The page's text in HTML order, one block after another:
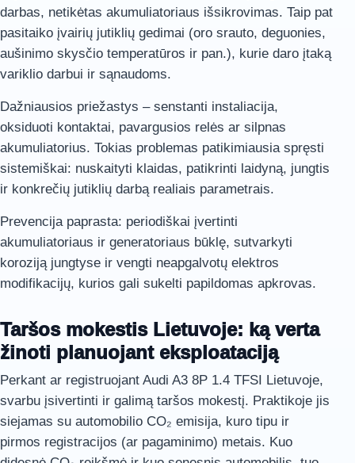
darbas, netikėtas akumuliatoriaus išsikrovimas. Taip pat
pasitaiko įvairių jutiklių gedimai (oro srauto, deguonies,
aušinimo skysčio temperatūros ir pan.), kurie daro įtaką
variklio darbui ir sąnaudoms.
Dažniausios priežastys – senstanti instaliacija,
oksiduoti kontaktai, pavargusios relės ar silpnas
akumuliatorius. Tokias problemas patikimiausia spręsti
sistemiškai: nuskaityti klaidas, patikrinti laidyną, jungtis
ir konkrečių jutiklių darbą realiais parametrais.
Prevencija paprasta: periodiškai įvertinti
akumuliatoriaus ir generatoriaus būklę, sutvarkyti
koroziją jungtyse ir vengti neapgalvotų elektros
modifikacijų, kurios gali sukelti papildomas apkrovas.
Taršos mokestis Lietuvoje: ką verta
žinoti planuojant eksploataciją
Perkant ar registruojant Audi A3 8P 1.4 TFSI Lietuvoje,
svarbu įsivertinti ir galimą taršos mokestį. Praktikoje jis
siejamas su automobilio CO₂ emisija, kuro tipu ir
pirmos registracijos (ar pagaminimo) metais. Kuo